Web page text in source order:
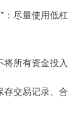
：尽量使用低
所有资金投
存交易记录、